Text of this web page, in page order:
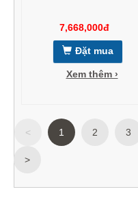
7,668,000đ
Đặt mua
Xem thêm ›
< 1 2 3
>